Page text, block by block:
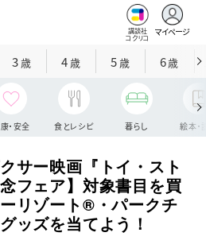
講談社
コクリコ
マイページ
3歳 4歳 5歳 6歳
・安全 食とレシピ 暮らし 絵本・
サー映画『トイ・スト
フェア】対象書目を買
リゾート®・パークチ
ッズを当てよう！